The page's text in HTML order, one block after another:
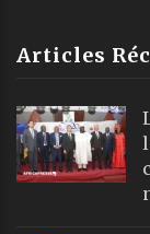
Articles